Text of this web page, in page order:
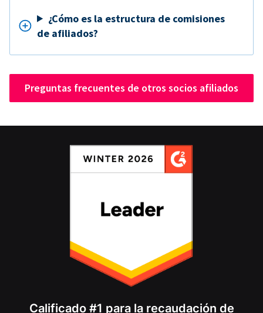
¿Cómo es la estructura de comisiones
de afiliados?
Preguntas frecuentes de otros socios afiliados
Calificado #1 para la recaudación de